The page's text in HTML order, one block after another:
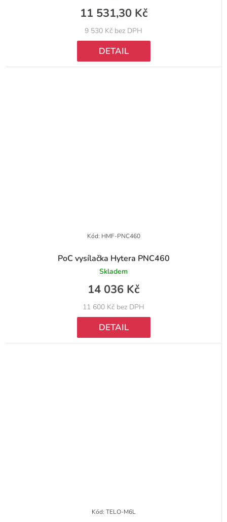
9 530 Kč bez DPH
11 531,30 Kč
DETAIL
PoC vysílačka Hytera PNC460
Skladem
11 600 Kč bez DPH
14 036 Kč
DETAIL
Kód: HMF-PNC460
Kód: TELO-M6L